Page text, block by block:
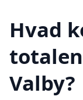
Hvad
Valby?